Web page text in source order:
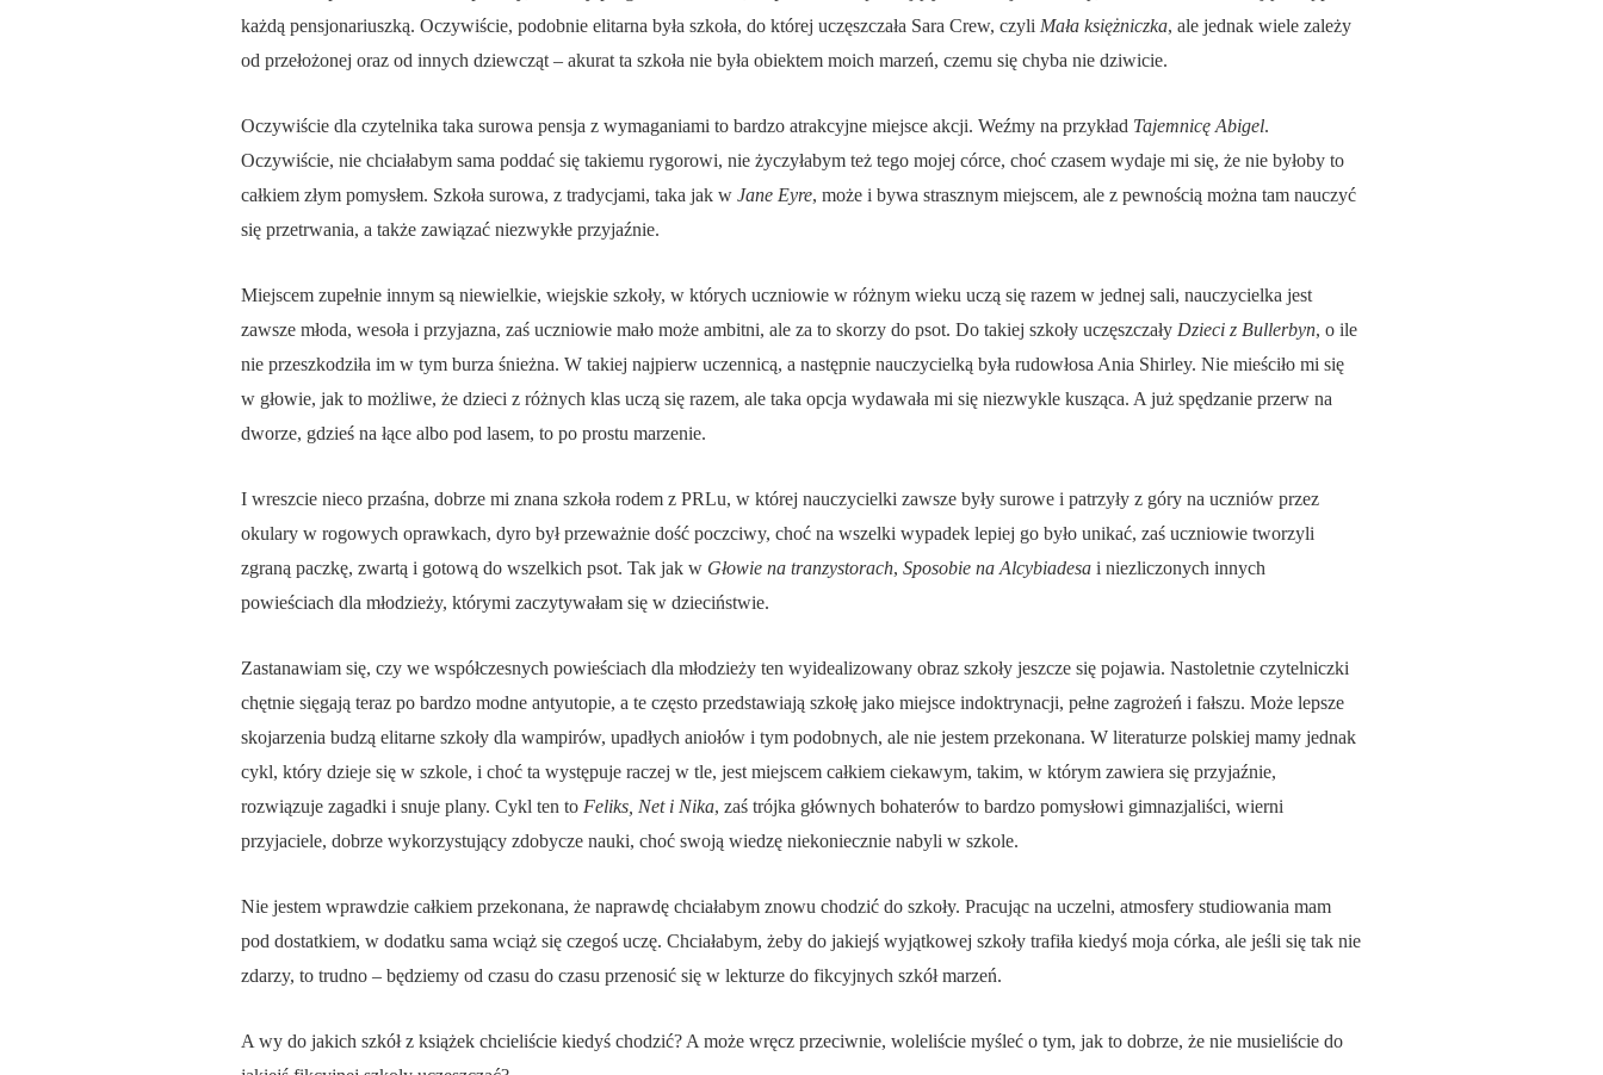
każdą pensjonariuszką. Oczywiście, podobnie elitarna była szkoła, do której uczęszczała Sara Crew, czyli Mała księżniczka, ale jednak wiele zależy
od przełożonej oraz od innych dziewcząt – akurat ta szkoła nie była obiektem moich marzeń, czemu się chyba nie dziwicie.
Oczywiście dla czytelnika taka surowa pensja z wymaganiami to bardzo atrakcyjne miejsce akcji. Weźmy na przykład Tajemnicę Abigel.
Oczywiście, nie chciałabym sama poddać się takiemu rygorowi, nie życzyłabym też tego mojej córce, choć czasem wydaje mi się, że nie byłoby to
całkiem złym pomysłem. Szkoła surowa, z tradycjami, taka jak w Jane Eyre, może i bywa strasznym miejscem, ale z pewnością można tam nauczyć
się przetrwania, a także zawiązać niezwykłe przyjaźnie.
Miejscem zupełnie innym są niewielkie, wiejskie szkoły, w których uczniowie w różnym wieku uczą się razem w jednej sali, nauczycielka jest
zawsze młoda, wesoła i przyjazna, zaś uczniowie mało może ambitni, ale za to skorzy do psot. Do takiej szkoły uczęszczały Dzieci z Bullerbyn, o ile
nie przeszkodziła im w tym burza śnieżna. W takiej najpierw uczennicą, a następnie nauczycielką była rudowłosa Ania Shirley. Nie mieściło mi się
w głowie, jak to możliwe, że dzieci z różnych klas uczą się razem, ale taka opcja wydawała mi się niezwykle kusząca. A już spędzanie przerw na
dworze, gdzieś na łące albo pod lasem, to po prostu marzenie.
I wreszcie nieco przaśna, dobrze mi znana szkoła rodem z PRLu, w której nauczycielki zawsze były surowe i patrzyły z góry na uczniów przez
okulary w rogowych oprawkach, dyro był przeważnie dość poczciwy, choć na wszelki wypadek lepiej go było unikać, zaś uczniowie tworzyli
zgraną paczkę, zwartą i gotową do wszelkich psot. Tak jak w Głowie na tranzystorach, Sposobie na Alcybiadesa i niezliczonych innych
powieściach dla młodzieży, którymi zaczytywałam się w dzieciństwie.
Zastanawiam się, czy we współczesnych powieściach dla młodzieży ten wyidealizowany obraz szkoły jeszcze się pojawia. Nastoletnie czytelniczki
chętnie sięgają teraz po bardzo modne antyutopie, a te często przedstawiają szkołę jako miejsce indoktrynacji, pełne zagrożeń i fałszu. Może lepsze
skojarzenia budzą elitarne szkoły dla wampirów, upadłych aniołów i tym podobnych, ale nie jestem przekonana. W literaturze polskiej mamy jednak
cykl, który dzieje się w szkole, i choć ta występuje raczej w tle, jest miejscem całkiem ciekawym, takim, w którym zawiera się przyjaźnie,
rozwiązuje zagadki i snuje plany. Cykl ten to Feliks, Net i Nika, zaś trójka głównych bohaterów to bardzo pomysłowi gimnazjaliści, wierni
przyjaciele, dobrze wykorzystujący zdobycze nauki, choć swoją wiedzę niekoniecznie nabyli w szkole.
Nie jestem wprawdzie całkiem przekonana, że naprawdę chciałabym znowu chodzić do szkoły. Pracując na uczelni, atmosfery studiowania mam
pod dostatkiem, w dodatku sama wciąż się czegoś uczę. Chciałabym, żeby do jakiejś wyjątkowej szkoły trafiła kiedyś moja córka, ale jeśli się tak nie
zdarzy, to trudno – będziemy od czasu do czasu przenosić się w lekturze do fikcyjnych szkół marzeń.
A wy do jakich szkół z książek chcieliście kiedyś chodzić? A może wręcz przeciwnie, woleliście myśleć o tym, jak to dobrze, że nie musieliście do